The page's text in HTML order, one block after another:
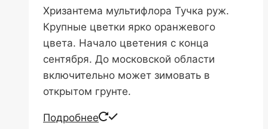
Хризантема мультифлора Тучка руж.
Крупные цветки ярко оранжевого
цвета. Начало цветения с конца
сентября. До московской области
включительно может зимовать в
открытом грунте.
Подробнее